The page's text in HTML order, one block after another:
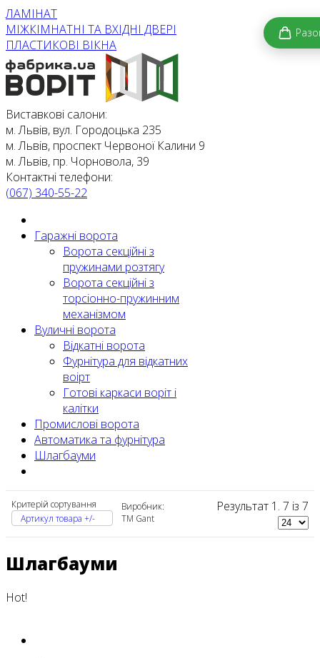
ЛАМІНАТ
МІЖКІМНАТНІ ТА ВХІДНІ ДВЕРІ
ПЛАСТИКОВІ ВІКНА
Виставкові салони:
м. Львів, вул. Городоцька 235
м. Львів, проспект Червоної Калини 9
м. Львів, пр. Чорновола, 39
Контактні телефони:
(067) 340-55-22
Гаражні ворота
Ворота секційні з
пружинами розтягу
Ворота секційні з
торсіонно-пружинним
механізмом
Вуличні ворота
Відкатні ворота
Фурнітура для відкатних
воірт
Готові каркаси воріт і
калітки
Промислові ворота
Автоматика та фурнітура
Шлагбауми
Критерій сортування
Артикул товара +/-
Виробник:
ТМ Gant
Результат 1. 7 із 7
Шлагбауми
Hot!